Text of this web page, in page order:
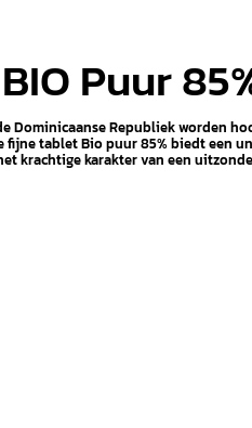
BIO Puur
Dominicaanse Republiek worden
fijne tablet Bio puur 85% biedt een
krachtige karakter van een